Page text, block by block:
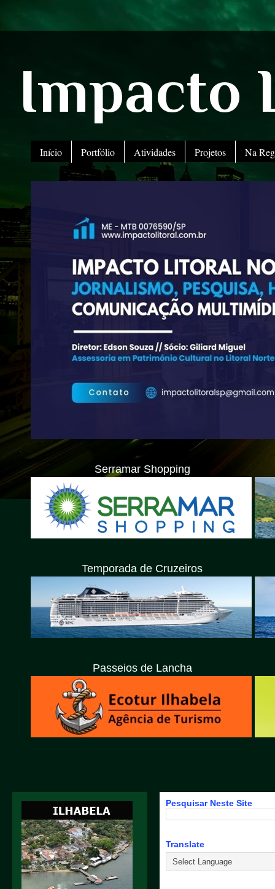
Impacto
Início Portfólio Atividades Projetos Na
Serramar Shopping
Temporada de Cruzeiros
Passeios de Lancha
Pesquisar Neste Site
Translate